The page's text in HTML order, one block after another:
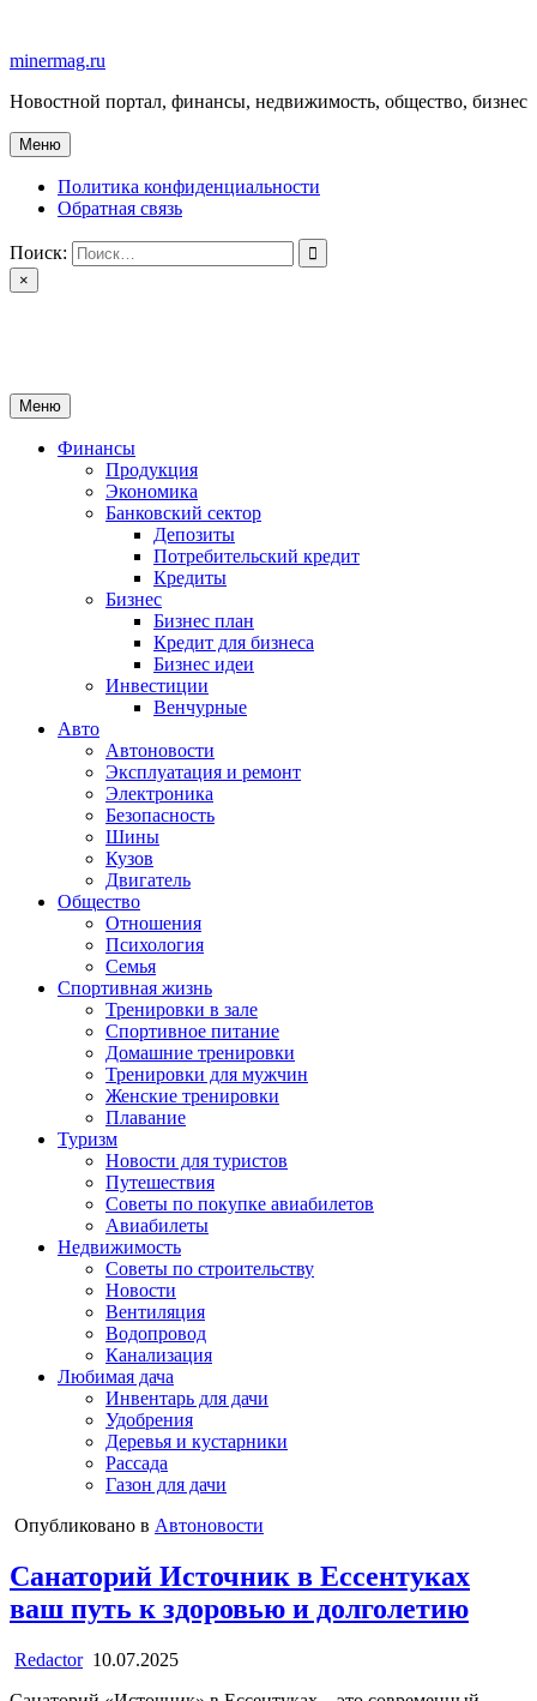
содержимому
minermag.ru
Новостной портал, финансы, недвижимость, общество, бизнес
Меню
Политика конфиденциальности
Обратная связь
Поиск:
×
Меню
Финансы
Продукция
Экономика
Банковский сектор
Депозиты
Потребительский кредит
Кредиты
Бизнес
Бизнес план
Кредит для бизнеса
Бизнес идеи
Инвестиции
Венчурные
Авто
Автоновости
Эксплуатация и ремонт
Электроника
Безопасность
Шины
Кузов
Двигатель
Общество
Отношения
Психология
Семья
Спортивная жизнь
Тренировки в зале
Спортивное питание
Домашние тренировки
Тренировки для мужчин
Женские тренировки
Плавание
Туризм
Новости для туристов
Путешествия
Советы по покупке авиабилетов
Авиабилеты
Недвижимость
Советы по строительству
Новости
Вентиляция
Водопровод
Канализация
Любимая дача
Инвентарь для дачи
Удобрения
Деревья и кустарники
Рассада
Газон для дачи
Опубликовано в Автоновости
Санаторий Источник в Ессентуках
ваш путь к здоровью и долголетию
Redactor 10.07.2025